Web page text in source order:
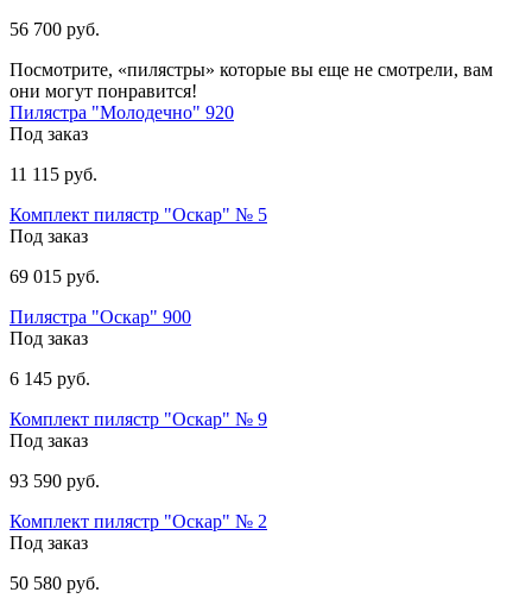
56 700 руб.
Посмотрите, «пилястры» которые вы еще не смотрели, вам
они могут понравится!
Пилястра "Молодечно" 920
Под заказ
11 115 руб.
Комплект пилястр "Оскар" № 5
Под заказ
69 015 руб.
Пилястра "Оскар" 900
Под заказ
6 145 руб.
Комплект пилястр "Оскар" № 9
Под заказ
93 590 руб.
Комплект пилястр "Оскар" № 2
Под заказ
50 580 руб.